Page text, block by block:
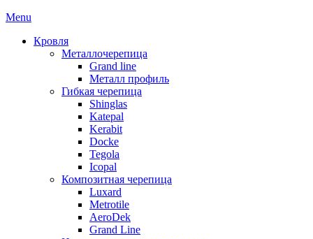
Menu
Кровля
Металлочерепица
Grand line
Металл профиль
Гибкая черепица
Shinglas
Katepal
Kerabit
Docke
Tegola
Icopal
Композитная черепица
Luxard
Metrotile
AeroDek
Grand Line